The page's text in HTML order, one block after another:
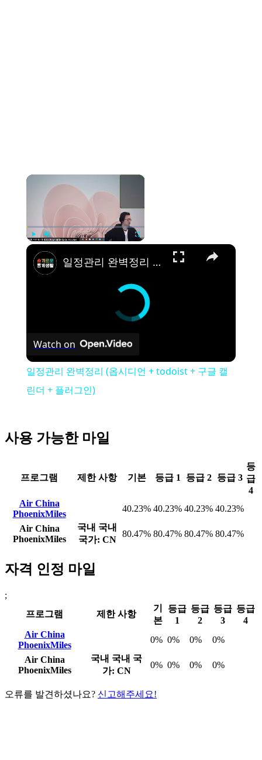
일정관리 완벽정리 (옵시디언 + todoist + 구글 캘린더 + 플러그인)
Watch on
일정관리 완벽정리 (옵시디언 + todoist + 구글 캘
린더 + 플러그인)
사용 가능한 마일
프로그램 제한 사항 기본 등급 1 등급 2 등급 3
등
급
4
Air China
PhoenixMiles
40.23% 40.23% 40.23% 40.23%
Air China
PhoenixMiles
국내 국내
국가: CN
80.47% 80.47% 80.47% 80.47%
자격 인정 마일
;
프로그램
제한 사항
기
본
등급
1
등급
2
등급
3
등급
4
Air China
PhoenixMiles
0% 0% 0%
0%
Air China
PhoenixMiles
국내 국내 국
가: CN
0% 0% 0% 0%
오류를 발견하셨나요? 신고해주세요!